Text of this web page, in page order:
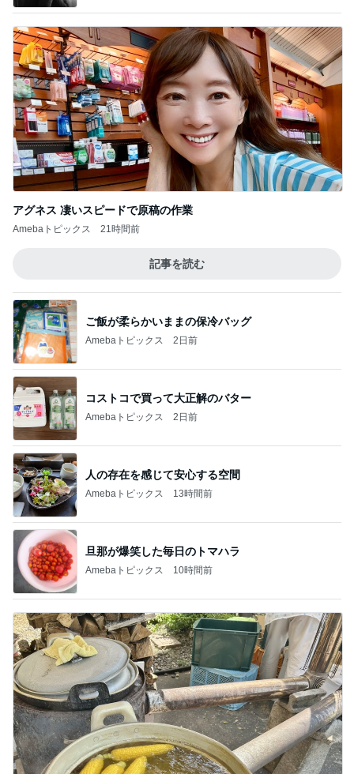
アグネス 凄いスピードで原稿の作業
Amebaトピックス 21時間前
記事を読む
ご飯が柔らかいままの保冷バッグ
Amebaトピックス 2日前
コストコで買って大正解のバター
Amebaトピックス 2日前
人の存在を感じて安心する空間
Amebaトピックス 13時間前
旦那が爆笑した毎日のトマハラ
Amebaトピックス 10時間前